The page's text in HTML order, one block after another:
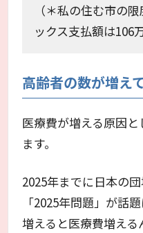
（＊私の住む市の
ックス支払額は106
高齢者の数が増え
医療費が増える原因
ます。
2025年までに日本の
「2025年問題」が話
増えると医療費増える